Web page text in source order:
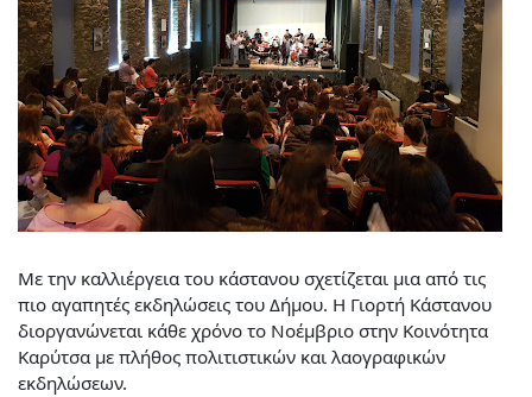
Με την καλλιέργεια του κάστανου σχετίζεται μια από τις
πιο αγαπητές εκδηλώσεις του Δήμου. Η Γιορτή Κάστανου
διοργανώνεται κάθε χρόνο το Νοέμβριο στην Κοινότητα
Καρύτσα με πλήθος πολιτιστικών και λαογραφικών
εκδηλώσεων.